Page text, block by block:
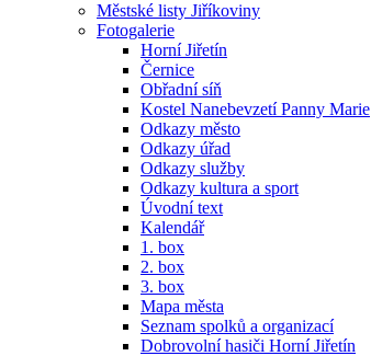
Městské listy Jiříkoviny
Fotogalerie
Horní Jiřetín
Černice
Obřadní síň
Kostel Nanebevzetí Panny Marie
Odkazy město
Odkazy úřad
Odkazy služby
Odkazy kultura a sport
Úvodní text
Kalendář
1. box
2. box
3. box
Mapa města
Seznam spolků a organizací
Dobrovolní hasiči Horní Jiřetín